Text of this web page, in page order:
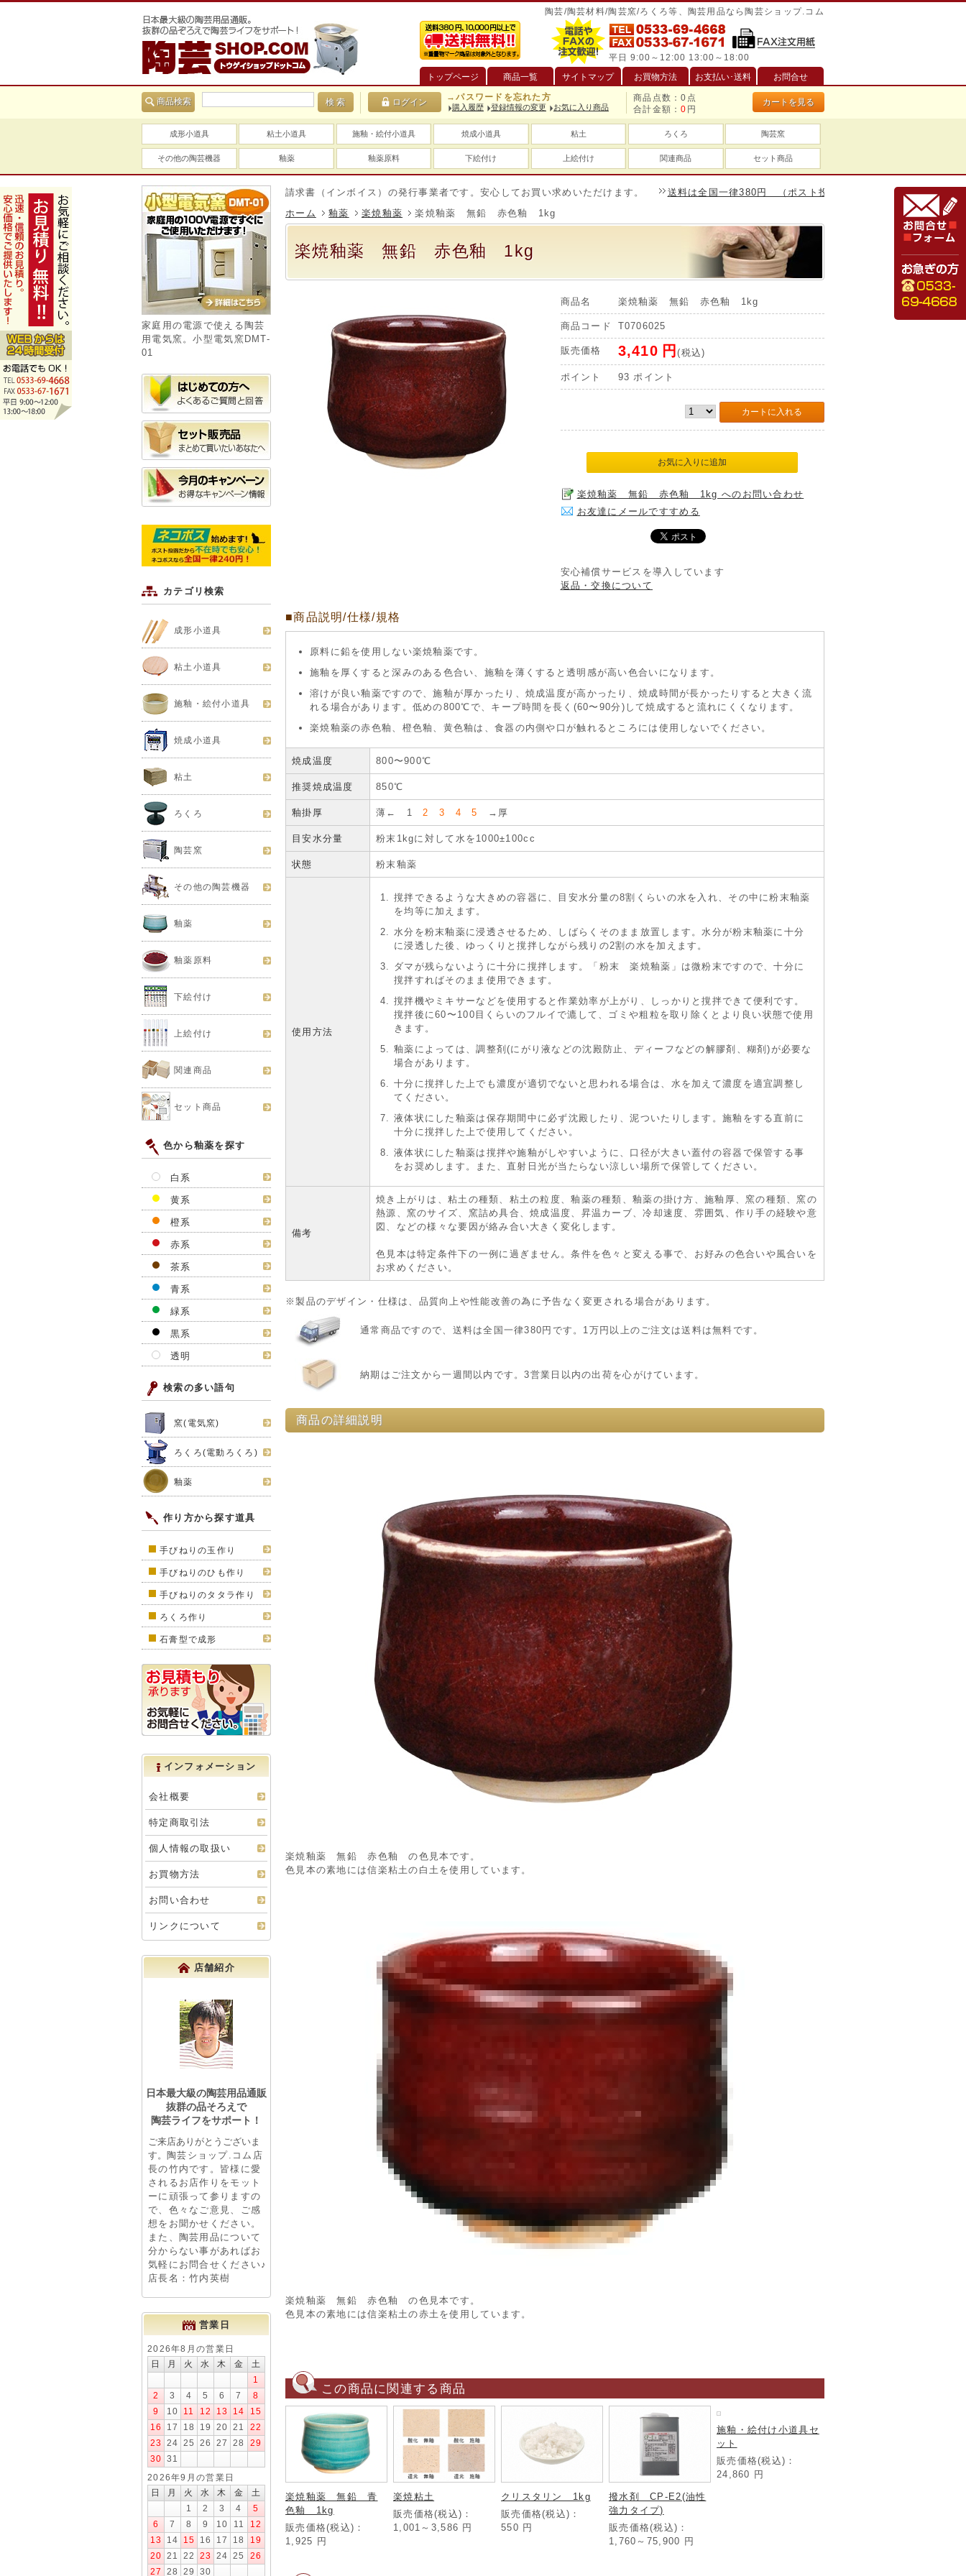
陶芸/陶芸材料/陶芸窯/ろくろ等、陶芸用品なら陶芸ショップ.コム
平日 9:00～12:00 13:00～18:00
トップページ
商品一覧 サイトマップ お買物方法 お支払い･送料 お問合せ
商品検索 →パスワードを忘れた方
購入履歴 登録情報の変更 お気に入り商品
商品点数：0 点
合計金額：0 円
カートを見る
成形小道具 粘土小道具 施釉・絵付小道具 焼成小道具 粘土 ろくろ 陶芸窯
その他の陶芸機器 釉薬 釉薬原料 下絵付け 上絵付け 関連商品 セット商品
当社は適格請求書（インボイス）の発行事業者です。安心してお買い求めいただけます。
送料は全国一律380円 （ポスト投函は240円）、一万円以上のお買い
ホーム
釉薬 楽焼釉薬 楽焼釉薬 無鉛 赤色釉 1kg
楽焼釉薬 無鉛 赤色釉 1kg
商品名 楽焼釉薬 無鉛 赤色釉 1kg
商品コード T0706025
販売価格 3,410 円(税込)
ポイント 93 ポイント
楽焼釉薬 無鉛 赤色釉 1kg へのお問い合わせ
お友達にメールですすめる
安心補償サービスを導入しています
返品・交換について
■商品説明/仕様/規格
原料に鉛を使用しない楽焼釉薬です。
施釉を厚くすると深みのある色合い、施釉を薄くすると透明感が高い色合いになります。
溶けが良い釉薬ですので、施釉が厚かったり、焼成温度が高かったり、焼成時間が長かったりすると大きく流
れる場合があります。低めの800℃で、キープ時間を長く(60〜90分)して焼成すると流れにくくなります。
楽焼釉薬の赤色釉、橙色釉、黄色釉は、食器の内側や口が触れるところには使用しないでください。
焼成温度 800〜900℃
推奨焼成温度 850℃
釉掛厚 薄← 12 3 4 5 →厚
目安水分量 粉末1kgに対して水を1000±100cc
状態 粉末釉薬
使用方法
撹拌できるような大きめの容器に、目安水分量の8割くらいの水を入れ、その中に粉末釉薬
を均等に加えます。
水分を粉末釉薬に浸透させるため、しばらくそのまま放置します。水分が粉末釉薬に十分
に浸透した後、ゆっくりと撹拌しながら残りの2割の水を加えます。
ダマが残らないように十分に撹拌します。「粉末 楽焼釉薬」は微粉末ですので、十分に
撹拌すればそのまま使用できます。
撹拌機やミキサーなどを使用すると作業効率が上がり、しっかりと撹拌できて便利です。
撹拌後に60〜100目くらいのフルイで漉して、ゴミや粗粒を取り除くとより良い状態で使用
きます。
釉薬によっては、調整剤(にがり液などの沈殿防止、ディーフなどの解膠剤、糊剤)が必要な
場合があります。
十分に撹拌した上でも濃度が適切でないと思われる場合は、水を加えて濃度を適宜調整し
てください。
液体状にした釉薬は保存期間中に必ず沈殿したり、泥ついたりします。施釉をする直前に
十分に撹拌した上で使用してください。
液体状にした釉薬は撹拌や施釉がしやすいように、口径が大きい蓋付の容器で保管する事
をお奨めします。また、直射日光が当たらない涼しい場所で保管してください。
備考
焼き上がりは、粘土の種類、粘土の粒度、釉薬の種類、釉薬の掛け方、施釉厚、窯の種類、窯の
熱源、窯のサイズ、窯詰め具合、焼成温度、昇温カーブ、冷却速度、雰囲気、作り手の経験や意
図、などの様々な要因が絡み合い大きく変化します。
色見本は特定条件下の一例に過ぎません。条件を色々と変える事で、お好みの色合いや風合いを
お求めください。
※製品のデザイン・仕様は、品質向上や性能改善の為に予告なく変更される場合があります。
通常商品ですので、送料は全国一律380円です。1万円以上のご注文は送料は無料です。
納期はご注文から一週間以内です。3営業日以内の出荷を心がけています。
商品の詳細説明
楽焼釉薬 無鉛 赤色釉 の色見本です。
色見本の素地には信楽粘土の白土を使用しています。
楽焼釉薬 無鉛 赤色釉 の色見本です。
色見本の素地には信楽粘土の赤土を使用しています。
この商品に関連する商品
楽焼釉薬 無鉛 青
色釉 1kg
販売価格(税込)：
1,925 円
楽焼粘土
販売価格(税込)：
1,001～3,586 円
クリスタリン 1kg
販売価格(税込)：
550 円
撥水剤 CP-E2(油性
強力タイプ)
販売価格(税込)：
1,760～75,900 円
施釉・絵付け小道具セ
ット
販売価格(税込)：
24,860 円
家庭用の電源で使える陶芸
用電気窯。小型電気窯DMT-
01
カテゴリ検索
成形小道具
粘土小道具
施釉・絵付小道具
焼成小道具
粘土
ろくろ
陶芸窯
その他の陶芸機器
釉薬
釉薬原料
下絵付け
上絵付け
関連商品
セット商品
色から釉薬を探す
白系
黄系
橙系
赤系
茶系
青系
緑系
黒系
透明
検索の多い語句
窯(電気窯)
ろくろ(電動ろくろ)
釉薬
作り方から探す道具
手びねりの玉作り
手びねりのひも作り
手びねりのタタラ作り
ろくろ作り
石膏型で成形
インフォメーション
会社概要
特定商取引法
個人情報の取扱い
お買物方法
お問い合わせ
リンクについて
店舗紹介
日本最大級の陶芸用品通販
抜群の品そろえで
陶芸ライフをサポート！
ご来店ありがとうございま
す。 陶芸ショップ.コム店
長の竹内です。皆様に愛
されるお店作りをモット
ーに頑張って参りますの
で、色々なご意見、ご感
想をお聞かせください。
また、陶芸用品について
分からない事があればお
気軽にお問合せください♪
店長名：竹内英樹
営業日
2026年8月の営業日
日
月 火 水 木 金
土
1
2
3 4 5 6 7
8
9
10 11 12 13 14
15
16
17 18 19 20 21
22
23 24 25 26 27 28
29
30 31
2026年9月の営業日
日
月 火 水 木 金
土
1
2 3 4
5
6
7 8 9 10 11
12
13
14 15 16 17 18
19
20 21 22 23 24 25
26
27
28 29 30